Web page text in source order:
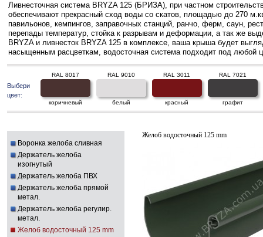
Ливнесточная система BRYZA 125 (БРИЗА), при частном
обеспечивают прекрасный сход воды со скатов, площадью до 270
павильонов, кемпингов, заправочных станций, ранчо, ферм, саун,
перепады температур, стойка к разрывам и деформации, а так же
BRYZA и ливнесток BRYZA 125 в комплексе, ваша крыша будет
насыщенным расцветкам, водосточная система подходит под любой
Выбери
цвет:
RAL 8017
коричневый
RAL 9010
белый
RAL 3011
красный
RAL 7021
графит
Воронка желоба сливная
Держатель желоба
изогнутый
Держатель желоба ПВХ
Держатель желоба прямой
метал.
Держатель желоба регулир.
метал.
Желоб водосточный 125 mm
Желоб водосточный 125 mm